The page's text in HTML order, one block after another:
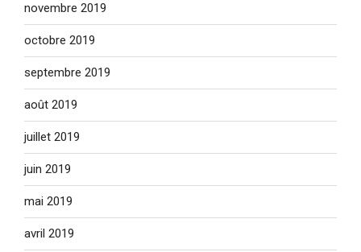
novembre 2019
octobre 2019
septembre 2019
août 2019
juillet 2019
juin 2019
mai 2019
avril 2019